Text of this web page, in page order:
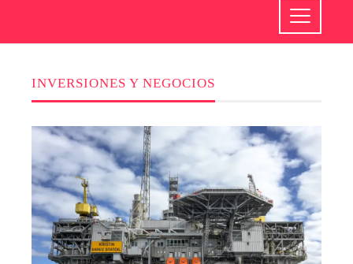
INVERSIONES Y NEGOCIOS